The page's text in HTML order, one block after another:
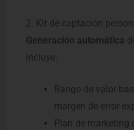
2. Kit de captación
Generación automática
incluye:
Rango de valor
margen de error
Plan de marketing